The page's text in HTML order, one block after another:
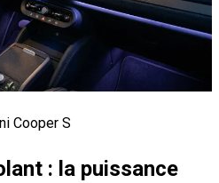
Cooper S
: la puissance